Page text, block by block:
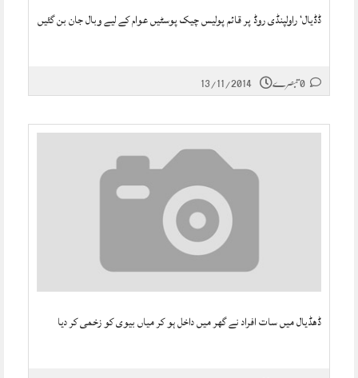
ڈڈیال‘ راولپنڈی روڈ پر قائم پولیس چیک پوسٹیں عوام کے لیے وبال جان بن گئیں
13/11/2014
ڈھڈیال میں سات افراد نے گھر میں داخل ہو کر میاں بیوی کو زخمی کر دیا